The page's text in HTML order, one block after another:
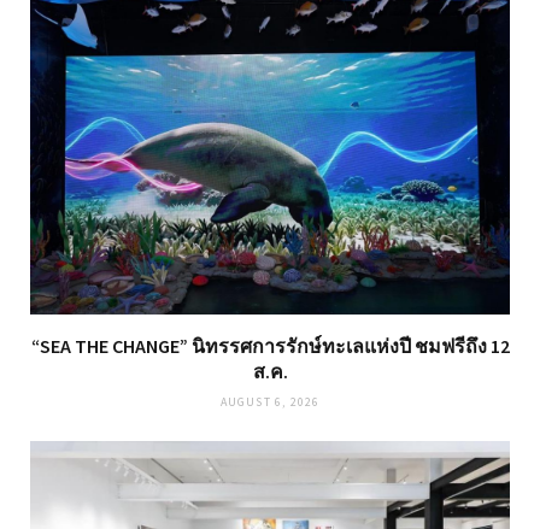
“SEA THE CHANGE” นิทรรศการรักษ์ทะเลแห่งปี ชมฟรีถึง 12
ส.ค.
AUGUST 6, 2026